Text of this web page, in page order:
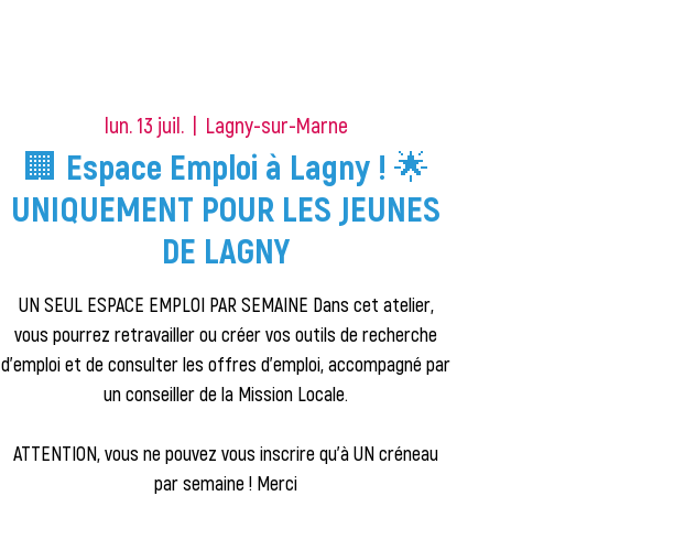
lun. 13 juil.
  |
Lagny-sur-Marne
🏢 Espace Emploi à Lagny ! 🌟
UNIQUEMENT POUR LES JEUNES
DE LAGNY
UN SEUL ESPACE EMPLOI PAR SEMAINE Dans cet atelier,
vous pourrez retravailler ou créer vos outils de recherche
d'emploi et de consulter les offres d'emploi, accompagné par
un conseiller de la Mission Locale.
ATTENTION, vous ne pouvez vous inscrire qu'à UN créneau
par semaine ! Merci